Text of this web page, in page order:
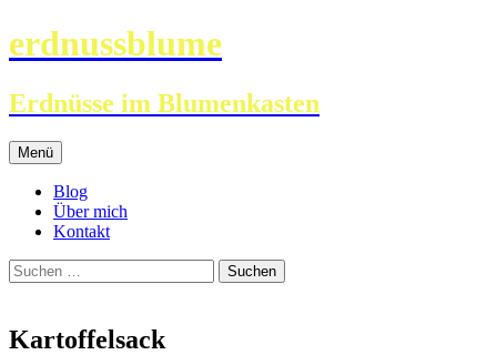
erdnussblume
Erdnüsse im Blumenkasten
Menü Zum
Inhalt
springen
Blog
Über mich
Kontakt
Suchen
nach:
Kartoffelsack